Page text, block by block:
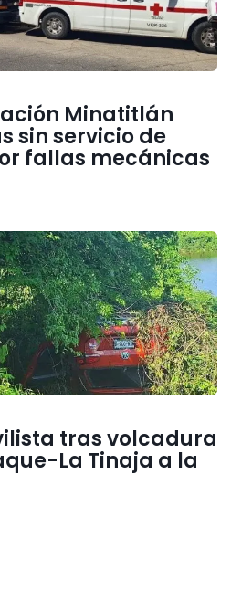
Minatitlán
sin servicio de
fallas mecánicas
tras volcadura
La Tinaja a la